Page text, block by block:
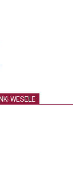
WESELE